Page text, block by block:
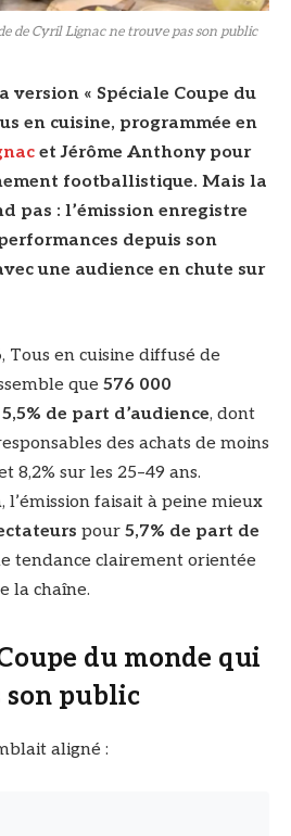
de Cyril Lignac ne trouve pas son public
version « Spéciale Coupe du
en cuisine, programmée en
et Jérôme Anthony pour
footballistique. Mais la
pas : l’émission enregistre
depuis son
une audience en chute sur
, Tous en cuisine diffusé de
que 576 000
5,5% de part d’audience, dont
des achats de moins
8,2% sur les 25–49 ans.
, l’émission faisait à peine mieux
pour 5,7% de part de
tendance clairement orientée
la chaîne.
du monde qui
son public
aligné :